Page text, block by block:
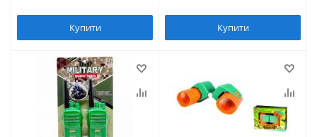
Купити Купити